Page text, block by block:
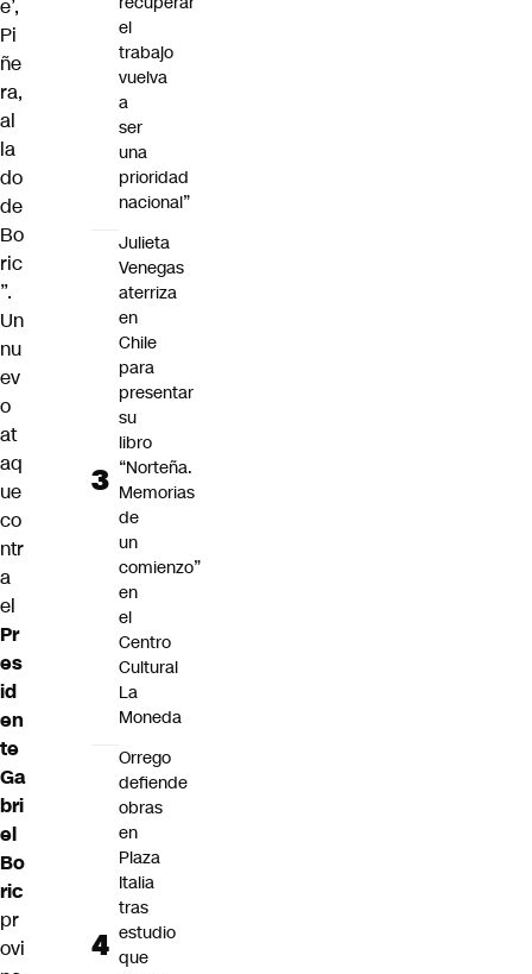
e’,
Pi
ñe
ra,
al
la
do
de
Bo
ric
”.
Un
nu
ev
o
at
aq
ue
co
ntr
a
el
Pr
es
id
en
te
Ga
bri
el
Bo
ric
pr
ovi
el
trabajo
vuelva
a
ser
una
prioridad
nacional”
Julieta
Venegas
aterriza
en
Chile
para
presentar
su
libro
“Norteña.
Memorias
de
un
comienzo”
en
el
Centro
Cultural
La
Moneda
Orrego
defiende
obras
en
Plaza
Italia
tras
estudio
que